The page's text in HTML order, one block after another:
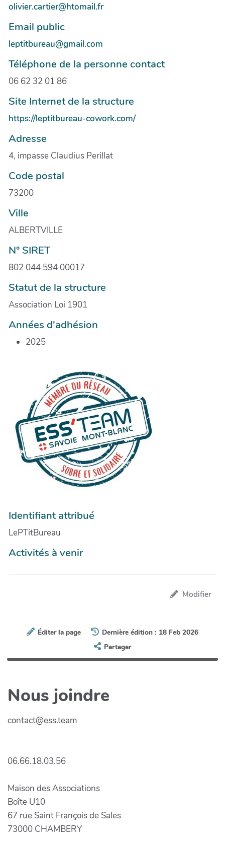
olivier.cartier@htomail.fr
Email public
leptitbureau@gmail.com
Téléphone de la personne contact
06 62 32 01 86
Site Internet de la structure
https://leptitbureau-cowork.com/
Adresse
4, impasse Claudius Perillat
Code postal
73200
Ville
ALBERTVILLE
N° SIRET
802 044 594 00017
Statut de la structure
Association Loi 1901
Années d'adhésion
2025
Identifiant attribué
LePTitBureau
Activités à venir
Modifier
Éditer la page
Dernière édition : 18 Feb 2026
Partager
Nous joindre
contact@ess.team
06.66.18.03.56
Maison des Associations
Boîte U10
67 rue Saint François de Sales
73000 CHAMBERY